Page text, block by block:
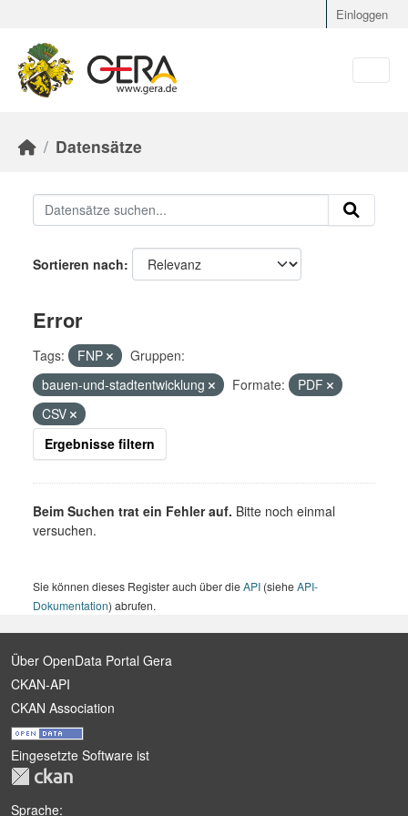
Einloggen
Datensätze
Sortieren nach
Error
Tags: FNP
Gruppen:
bauen-und-stadtentwicklung
Formate:
PDF
CSV
Ergebnisse filtern
Beim Suchen trat ein Fehler auf. Bitte noch einmal
versuchen.
Sie können dieses Register auch über dieAPI (sieheAPI-
Dokumentation) abrufen.
Über OpenData Portal Gera
CKAN-API
CKAN Association
Eingesetzte Software ist
Sprache